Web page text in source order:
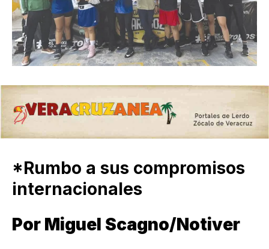
*Rumbo a sus compromisos
internacionales
Por Miguel Scagno/Notiver